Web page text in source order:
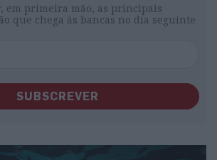
em primeira mão, as principais
que chega às bancas no dia seguinte
SUBSCREVER